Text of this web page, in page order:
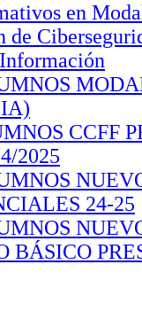
en
de
CCFF
2025
24-25
BÁSICO